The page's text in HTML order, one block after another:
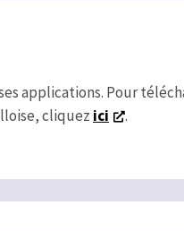
applications. Pour
cliquez ici .